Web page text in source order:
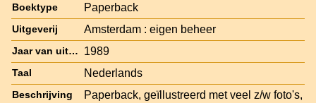
Boektype Paperback
Uitgeverij Amsterdam : eigen beheer
Jaar van uitgave 1989
Taal Nederlands
Beschrijving
Paperback, geïllustreerd met veel z/w foto's,